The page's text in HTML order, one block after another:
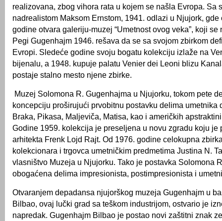
realizovana, zbog vihora rata u kojem se našla Evropa. Sa
nadrealistom Maksom Ernstom, 1941. odlazi u Njujork, gde
godine otvara galeriju-muzej “Umetnost ovog veka”, koji
Pegi Gugenhajm 1946. rešava da se sa svojom zbirkom
Evropi. Sledeće godine svoju bogatu kolekciju izlaže na
bijenalu, a 1948. kupuje palatu Venier dei Leoni blizu
postaje stalno mesto njene zbirke.
Muzej Solomona R. Gugenhajma u Njujorku, tokom pete
koncepciju proširujući prvobitnu postavku delima umetnika
Braka, Pikasa, Maljeviča, Matisa, kao i američkih
Godine 1959. kolekcija je preseljena u novu zgradu koju je
arhitekta Frenk Lojd Rajt. Od 1976. godine celokupna
kolekcionara i trgovca umetničkim predmetima Justina N.
vlasništvo Muzeja u Njujorku. Tako je postavka Solomona
obogaćena delima impresionista, postimpresionista i
Otvaranjem depadansa njujorškog muzeja Gugenhajm u
Bilbao, ovaj lučki grad sa teškom industrijom, ostvario je
napredak. Gugenhajm Bilbao je postao novi zaštitni znak